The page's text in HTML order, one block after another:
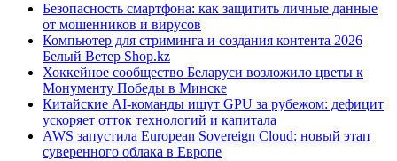
Безопасность смартфона: как защитить личные данные
от мошенников и вирусов
Компьютер для стриминга и создания контента 2026
Белый Ветер Shop.kz
Хоккейное сообщество Беларуси возложило цветы к
Монументу Победы в Минске
Китайские AI-команды ищут GPU за рубежом: дефицит
ускоряет отток технологий и капитала
AWS запустила European Sovereign Cloud: новый этап
суверенного облака в Европе